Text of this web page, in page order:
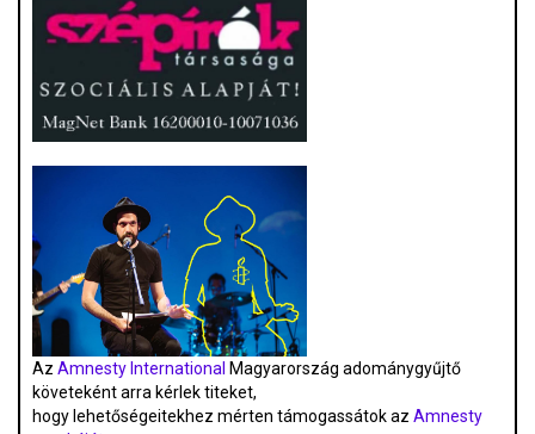
Az Amnesty International Magyarország adománygyűjtő
követeként arra kérlek titeket,
hogy lehetőségeitekhez mérten támogassátok az Amnesty